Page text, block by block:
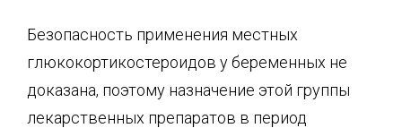
Безопасность применения местных
глюкокортикостероидов у беременных не
доказана, поэтому назначение этой группы
лекарственных препаратов в период